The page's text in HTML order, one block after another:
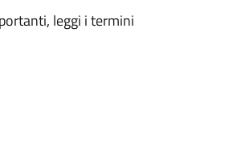
leggi i termini